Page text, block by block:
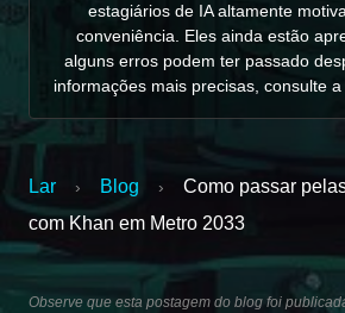
estagiários de IA altamente
conveniência. Eles ainda estão
alguns erros podem ter passado
informações mais precisas, consulte a
Lar › Blog ›
Como passar
com Khan em Metro 2033
Observe que esta postagem do blog foi